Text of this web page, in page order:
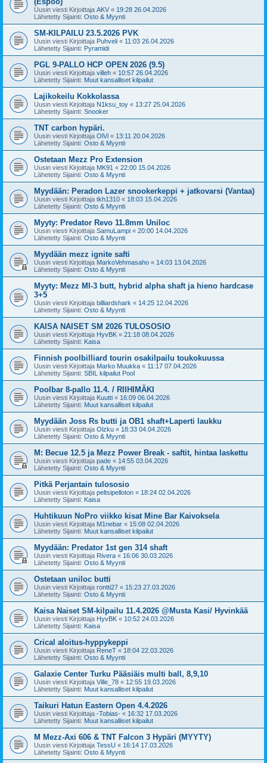
Uusin viesti Kirjoittaja AKV « 19:28 26.04.2026
Lähetetty Sijainti: Osto & Myynti
SM-KILPAILU 23.5.2026 PVK
Uusin viesti Kirjoittaja Puhveli « 11:03 26.04.2026
Lähetetty Sijainti: Pyramidi
PGL 9-PALLO HCP OPEN 2026 (9.5)
Uusin viesti Kirjoittaja villeh « 10:57 26.04.2026
Lähetetty Sijainti: Muut kansalliset kilpailut
Lajikokeilu Kokkolassa
Uusin viesti Kirjoittaja N1ksu_toy « 13:27 25.04.2026
Lähetetty Sijainti: Snooker
TNT carbon hypäri.
Uusin viesti Kirjoittaja OlVi « 13:11 20.04.2026
Lähetetty Sijainti: Osto & Myynti
Ostetaan Mezz Pro Extension
Uusin viesti Kirjoittaja MK91 « 22:00 15.04.2026
Lähetetty Sijainti: Osto & Myynti
Myydään: Peradon Lazer snookerkeppi + jatkovarsi (Vantaa)
Uusin viesti Kirjoittaja tkh1310 « 18:03 15.04.2026
Lähetetty Sijainti: Osto & Myynti
Myyty: Predator Revo 11.8mm Uniloc
Uusin viesti Kirjoittaja SamuLampi « 20:00 14.04.2026
Lähetetty Sijainti: Osto & Myynti
Myydään mezz ignite safti
Uusin viesti Kirjoittaja MarkoVehmasaho « 14:03 13.04.2026
Lähetetty Sijainti: Osto & Myynti
Myyty: Mezz MI-3 butt, hybrid alpha shaft ja hieno hardcase
3+5
Uusin viesti Kirjoittaja billiardshark « 14:25 12.04.2026
Lähetetty Sijainti: Osto & Myynti
KAISA NAISET SM 2026 TULOSOSIO
Uusin viesti Kirjoittaja HyvBK « 21:18 08.04.2026
Lähetetty Sijainti: Kaisa
Finnish poolbilliard tourin osakilpailu toukokuussa
Uusin viesti Kirjoittaja Marko Muukka « 11:17 07.04.2026
Lähetetty Sijainti: SBIL kilpailut Pool
Poolbar 8-pallo 11.4. / RIIHIMÄKI
Uusin viesti Kirjoittaja Kuutti « 16:09 06.04.2026
Lähetetty Sijainti: Muut kansalliset kilpailut
Myydään Joss Rs butti ja OB1 shaft+Laperti laukku
Uusin viesti Kirjoittaja Olzku « 18:33 04.04.2026
Lähetetty Sijainti: Osto & Myynti
M: Becue 12.5 ja Mezz Power Break - saftit, hintaa laskettu
Uusin viesti Kirjoittaja pade « 14:55 03.04.2026
Lähetetty Sijainti: Osto & Myynti
Pitkä Perjantain tulososio
Uusin viesti Kirjoittaja peltsipelloton « 18:24 02.04.2026
Lähetetty Sijainti: Kaisa
Huhtikuun NoPro viikko kisat Mine Bar Kaivoksela
Uusin viesti Kirjoittaja M1nebar « 15:08 02.04.2026
Lähetetty Sijainti: Muut kansalliset kilpailut
Myydään: Predator 1st gen 314 shaft
Uusin viesti Kirjoittaja Rivera « 16:06 30.03.2026
Lähetetty Sijainti: Osto & Myynti
Ostetaan uniloc butti
Uusin viesti Kirjoittaja rontti27 « 15:23 27.03.2026
Lähetetty Sijainti: Osto & Myynti
Kaisa Naiset SM-kilpailu 11.4.2026 @Musta Kasi/ Hyvinkää
Uusin viesti Kirjoittaja HyvBK « 10:52 24.03.2026
Lähetetty Sijainti: Kaisa
Crical aloitus-hyppykeppi
Uusin viesti Kirjoittaja ReneT « 18:04 22.03.2026
Lähetetty Sijainti: Osto & Myynti
Galaxie Center Turku Pääsiäis multi ball, 8,9,10
Uusin viesti Kirjoittaja Ville_78 « 12:55 19.03.2026
Lähetetty Sijainti: Muut kansalliset kilpailut
Taikuri Hatun Eastern Open 4.4.2026
Uusin viesti Kirjoittaja -Tobias- « 16:32 17.03.2026
Lähetetty Sijainti: Muut kansalliset kilpailut
M Mezz-Axi 606 & TNT Falcon 3 Hypäri (MYYTY)
Uusin viesti Kirjoittaja TessU « 16:14 17.03.2026
Lähetetty Sijainti: Osto & Myynti